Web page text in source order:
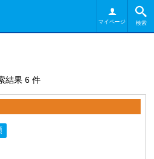
検索
マイページ
結果 6 件